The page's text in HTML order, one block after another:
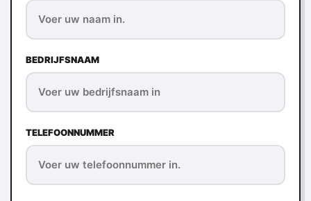
BEDRIJFSNAAM
TELEFOONNUMMER